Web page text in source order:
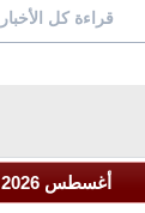
قراءة كل الأخبار
أغسطس 2026